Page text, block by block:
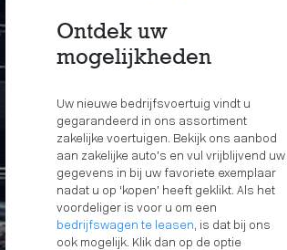
Ontdek uw
mogelijkheden
Uw nieuwe bedrijfsvoertuig vindt u
gegarandeerd in ons assortiment
zakelijke voertuigen. Bekijk ons aanbod
aan zakelijke auto’s en vul vrijblijvend uw
gegevens in bij uw favoriete exemplaar
nadat u op ‘kopen’ heeft geklikt. Als het
voordeliger is voor u om een
bedrijfswagen te leasen, is dat bij ons
ook mogelijk. Klik dan op de optie